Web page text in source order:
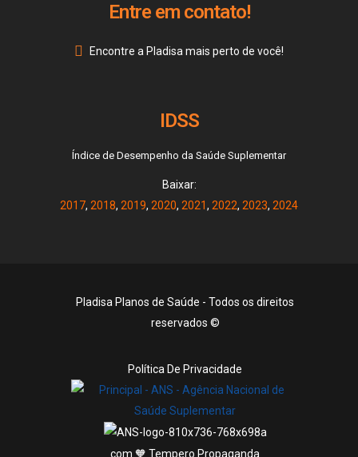
Entre em contato!
Encontre a Pladisa mais perto de você!
IDSS
Índice de Desempenho da Saúde Suplementar
Baixar:
2017, 2018, 2019, 2020, 2021, 2022, 2023, 2024
Pladisa Planos de Saúde - Todos os direitos
reservados ©
Política De Privacidade
com 🧡 Tempero Propaganda